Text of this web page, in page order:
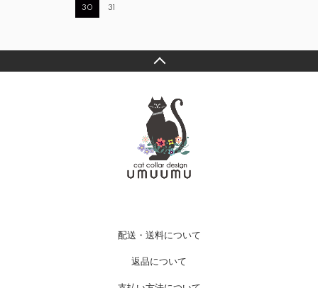
30 31
配送・送料について
返品について